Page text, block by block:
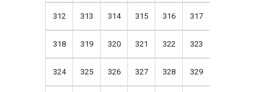
312 313 314 315 316 317
318 319 320 321 322 323
324 325 326 327 328 329